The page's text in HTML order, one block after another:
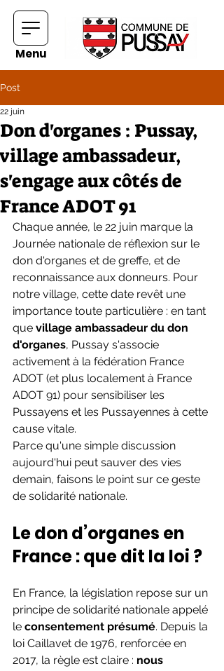
Menu
Post
Don d'organes : Pussay,
village ambassadeur,
s'engage aux côtés de
France ADOT 91
22 juin
Chaque année, le 22 juin marque la
Journée nationale de réflexion sur le
don d'organes et de greffe, et de
reconnaissance aux donneurs. Pour
notre village, cette date revêt une
importance toute particulière : en tant
que village ambassadeur du don
d'organes, Pussay s'associe
activement à la fédération France
ADOT (et plus localement à France
ADOT 91) pour sensibiliser les
Pussayens et les Pussayennes à cette
cause vitale.
Parce qu'une simple discussion
aujourd'hui peut sauver des vies
demain, faisons le point sur ce geste
de solidarité nationale.
Le don d’organes en
France : que dit la loi ?
En France, la législation repose sur un
principe de solidarité nationale appelé
le consentement présumé. Depuis la
loi Caillavet de 1976, renforcée en
2017, la règle est claire : nous